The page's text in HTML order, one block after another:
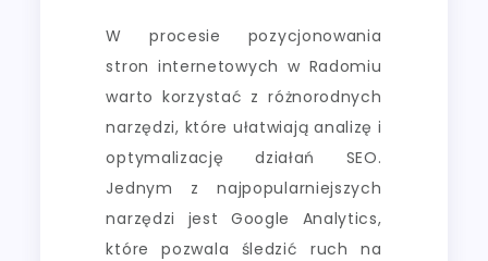
W procesie pozycjonowania
stron internetowych w Radomiu
warto korzystać z różnorodnych
narzędzi, które ułatwiają analizę i
optymalizację działań SEO.
Jednym z najpopularniejszych
narzędzi jest Google Analytics,
które pozwala śledzić ruch na